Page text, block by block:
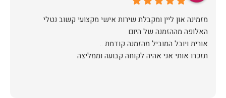
מזמינה און ליין ומקבלת שירות אישי מקצועי קשוב נטלי
תזכרו אותי אני אהיה לקוחה קבועה וממליצה